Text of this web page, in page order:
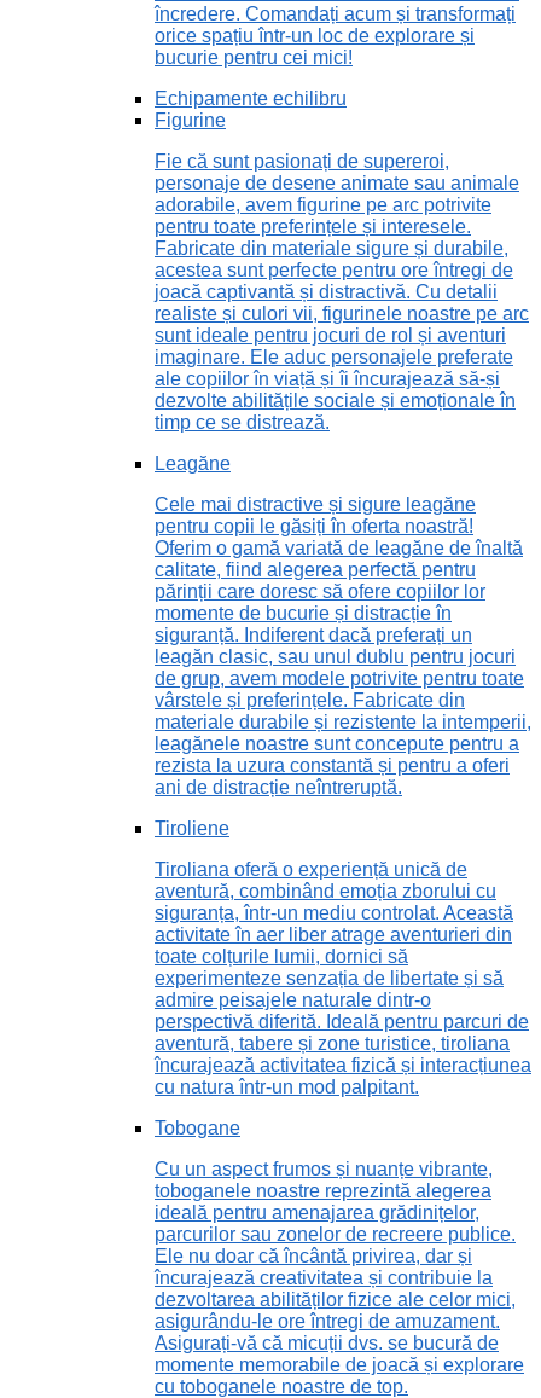
încredere. Comandați acum și transformați
orice spațiu într-un loc de explorare și
bucurie pentru cei mici!
Echipamente echilibru
Figurine
Fie că sunt pasionați de supereroi,
personaje de desene animate sau animale
adorabile, avem figurine pe arc potrivite
pentru toate preferințele și interesele.
Fabricate din materiale sigure și durabile,
acestea sunt perfecte pentru ore întregi de
joacă captivantă și distractivă. Cu detalii
realiste și culori vii, figurinele noastre pe arc
sunt ideale pentru jocuri de rol și aventuri
imaginare. Ele aduc personajele preferate
ale copiilor în viață și îi încurajează să-și
dezvolte abilitățile sociale și emoționale în
timp ce se distrează.
Leagăne
Cele mai distractive și sigure leagăne
pentru copii le găsiți în oferta noastră!
Oferim o gamă variată de leagăne de înaltă
calitate, fiind alegerea perfectă pentru
părinții care doresc să ofere copiilor lor
momente de bucurie și distracție în
siguranță. Indiferent dacă preferați un
leagăn clasic, sau unul dublu pentru jocuri
de grup, avem modele potrivite pentru toate
vârstele și preferințele. Fabricate din
materiale durabile și rezistente la intemperii,
leagănele noastre sunt concepute pentru a
rezista la uzura constantă și pentru a oferi
ani de distracție neîntreruptă.
Tiroliene
Tiroliana oferă o experiență unică de
aventură, combinând emoția zborului cu
siguranța, într-un mediu controlat. Această
activitate în aer liber atrage aventurieri din
toate colțurile lumii, dornici să
experimenteze senzația de libertate și să
admire peisajele naturale dintr-o
perspectivă diferită. Ideală pentru parcuri de
aventură, tabere și zone turistice, tiroliana
încurajează activitatea fizică și interacțiunea
cu natura într-un mod palpitant.
Tobogane
Cu un aspect frumos și nuanțe vibrante,
toboganele noastre reprezintă alegerea
ideală pentru amenajarea grădinițelor,
parcurilor sau zonelor de recreere publice.
Ele nu doar că încântă privirea, dar și
încurajează creativitatea și contribuie la
dezvoltarea abilităților fizice ale celor mici,
asigurându-le ore întregi de amuzament.
Asigurați-vă că micuții dvs. se bucură de
momente memorabile de joacă și explorare
cu toboganele noastre de top.